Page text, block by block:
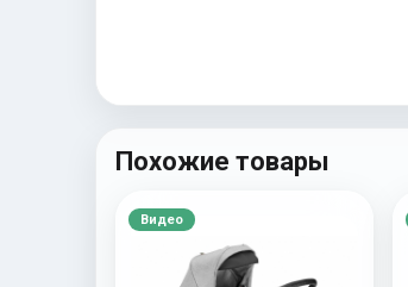
Похожие товары
Видео